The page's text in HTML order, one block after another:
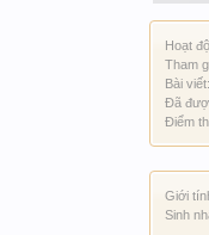
Hoạt
Tham
Bài viết:
Đã
Điểm
Giới
Sinh